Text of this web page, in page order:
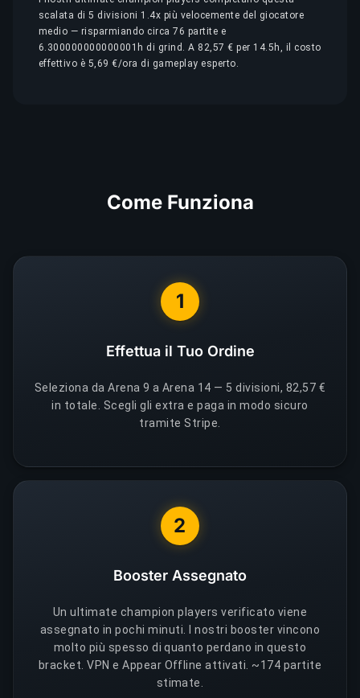
scalata di 5 divisioni 1.4x più velocemente del giocatore
medio — risparmiando circa 76 partite e
6.300000000000001h di grind. A 82,57 € per 14.5h, il costo
effettivo è 5,69 €/ora di gameplay esperto.
Come Funziona
1
Effettua il Tuo Ordine
Seleziona da Arena 9 a Arena 14 — 5 divisioni, 82,57 €
in totale. Scegli gli extra e paga in modo sicuro
tramite Stripe.
2
Booster Assegnato
Un ultimate champion players verificato viene
assegnato in pochi minuti. I nostri booster vincono
molto più spesso di quanto perdano in questo
bracket. VPN e Appear Offline attivati. ~174 partite
stimate.